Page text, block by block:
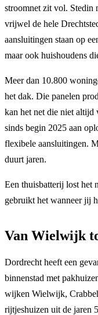
stroomnet zit vol. Stedin
vrijwel de hele
aansluitingen staan op
maar ook huishoudens
Meer dan 10.800
het dak. Die panelen
kan het net die niet altijd
sinds begin 2025 aan
flexibele aansluitingen.
duurt jaren.
Een thuisbatterij lost het
gebruikt het wanneer jij
Van Wielwijk
Dordrecht heeft een
binnenstad met
wijken Wielwijk,
rijtjeshuizen uit de jaren